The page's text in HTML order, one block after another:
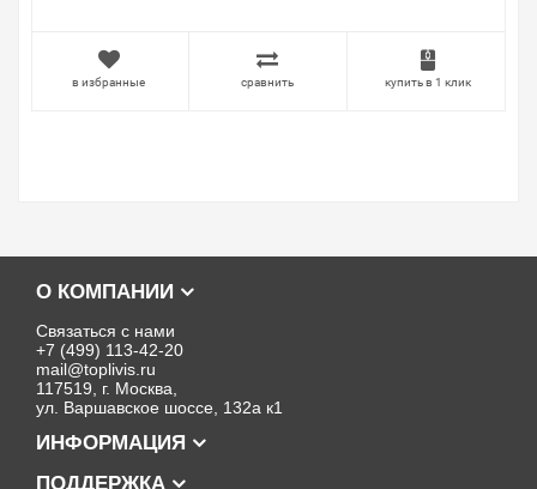
в избранные сравнить купить в 1 клик
О КОМПАНИИ
Связаться с нами
+7 (499) 113-42-20
mail@toplivis.ru
117519, г. Москва,
ул. Варшавское шоссе, 132а к1
ИНФОРМАЦИЯ
ПОДДЕРЖКА